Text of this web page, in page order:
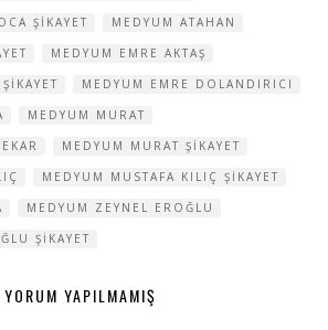
ŞIKAYET
MEDYUM ATAHAN
MEDYUM EMRE AKTAŞ
MEDYUM EMRE DOLANDIRICI
MEDYUM MURAT
MEDYUM MURAT ŞIKAYET
MEDYUM MUSTAFA KILIÇ ŞIKAYET
MEDYUM ZEYNEL EROĞLU
ŞIKAYET
YORUM YAPILMAMIŞ